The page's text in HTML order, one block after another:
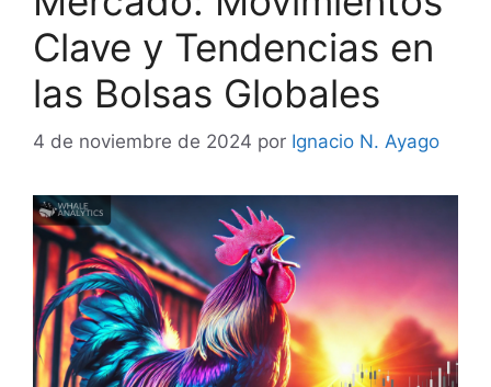
Clave y Tendencias en
las Bolsas Globales
4 de noviembre de 2024 por Ignacio N. Ayago